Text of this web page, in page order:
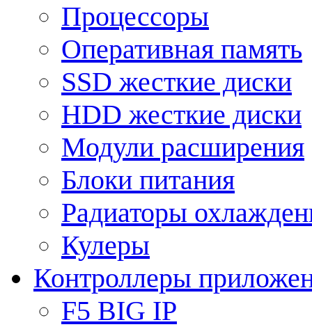
Процессоры
Оперативная память
SSD жесткие диски
HDD жесткие диски
Модули расширения
Блоки питания
Радиаторы
Кулеры
Контроллеры
F5 BIG IP